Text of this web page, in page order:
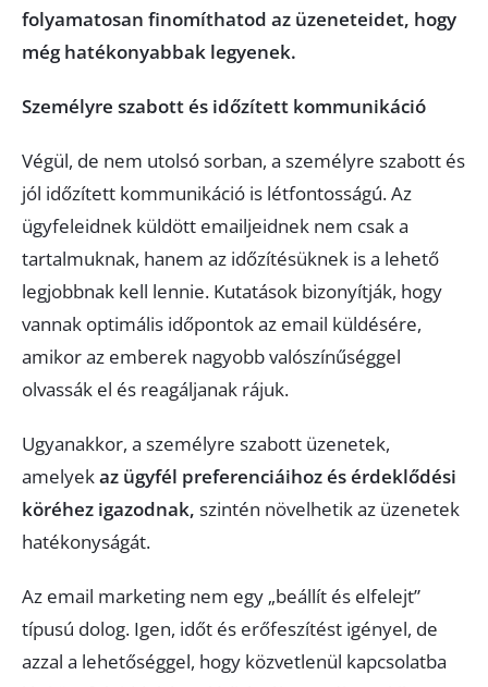
folyamatosan finomíthatod az üzeneteidet, hogy
még hatékonyabbak legyenek.
Személyre szabott és időzített kommunikáció
Végül, de nem utolsó sorban, a személyre szabott és
jól időzített kommunikáció is létfontosságú. Az
ügyfeleidnek küldött emailjeidnek nem csak a
tartalmuknak, hanem az időzítésüknek is a lehető
legjobbnak kell lennie. Kutatások bizonyítják, hogy
vannak optimális időpontok az email küldésére,
amikor az emberek nagyobb valószínűséggel
olvassák el és reagáljanak rájuk.
Ugyanakkor, a személyre szabott üzenetek,
amelyekaz ügyfél preferenciáihoz és érdeklődési
köréhez igazodnak, szintén növelhetik az üzenetek
hatékonyságát.
Az email marketing nem egy „beállít és elfelejt”
típusú dolog. Igen, időt és erőfeszítést igényel, de
azzal a lehetőséggel, hogy közvetlenül kapcsolatba